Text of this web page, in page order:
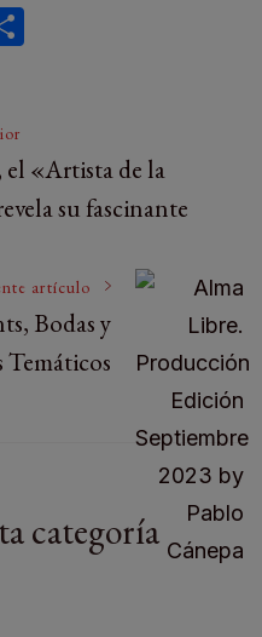
«Artista de la
su fascinante
artículo
Bodas y
Temáticos
categoría